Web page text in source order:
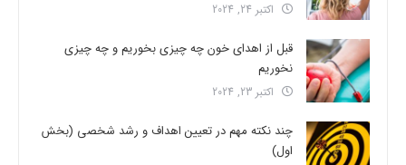
اکتبر 24, 2024
قبل از اهدای خون چه چیزی بخوریم و چه چیزی
نخوریم
اکتبر 23, 2024
چند نکته مهم در تعیین اهداف و رشد شخصی (بخش
اول)